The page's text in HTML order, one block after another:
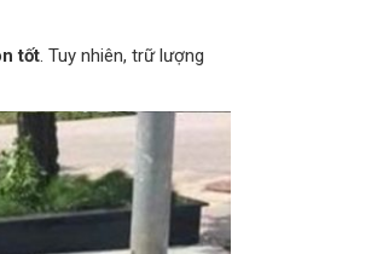
tốt . Tuy nhiên, trữ lượng